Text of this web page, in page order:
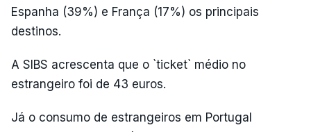
Espanha (39%) e França (17%) os principais
destinos.
A SIBS acrescenta que o `ticket` médio no
estrangeiro foi de 43 euros.
Já o consumo de estrangeiros em Portugal